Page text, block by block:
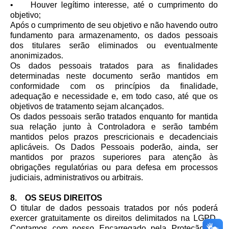
• Houver legítimo interesse, até o cumprimento do
objetivo;
Após o cumprimento de seu objetivo e não havendo outro
fundamento para armazenamento, os dados pessoais
dos titulares serão eliminados ou eventualmente
anonimizados.
Os dados pessoais tratados para as finalidades
determinadas neste documento serão mantidos em
conformidade com os princípios da finalidade,
adequação e necessidade e, em todo caso, até que os
objetivos de tratamento sejam alcançados.
Os dados pessoais serão tratados enquanto for mantida
sua relação junto à Controladora e serão também
mantidos pelos prazos prescricionais e decadenciais
aplicáveis. Os Dados Pessoais poderão, ainda, ser
mantidos por prazos superiores para atenção às
obrigações regulatórias ou para defesa em processos
judiciais, administrativos ou arbitrais.
8. OS SEUS DIREITOS
O titular de dados pessoais tratados por nós poderá
exercer gratuitamente os direitos delimitados na LGPD.